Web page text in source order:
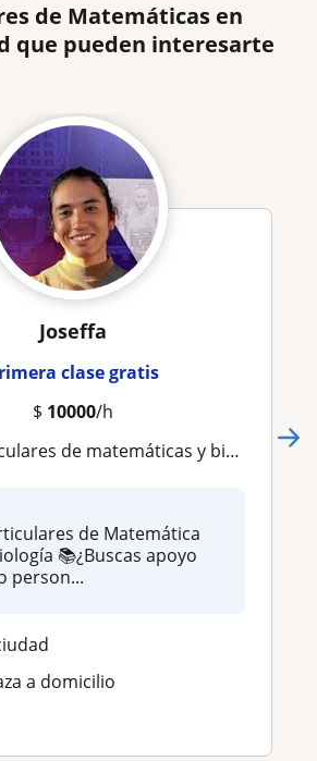
de Matemáticas en
que pueden interesarte
Joseffa
clase gratis
$ 10000/h
de matemáticas y biología
de Matemática
📚¿Buscas apoyo
person...
a domicilio